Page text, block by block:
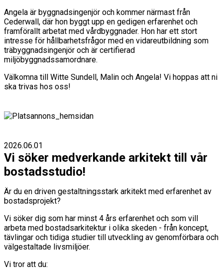
Angela är byggnadsingenjör och kommer närmast från
Cederwall, där hon byggt upp en gedigen erfarenhet och
framförallt arbetat med vårdbyggnader. Hon har ett stort
intresse för hållbarhetsfrågor med en vidareutbildning som
träbyggnadsingenjör och är certifierad
miljöbyggnadssamordnare.
Välkomna till Witte Sundell, Malin och Angela! Vi hoppas att ni
ska trivas hos oss!
2026.06.01
Vi söker medverkande arkitekt till vår
bostadsstudio!
Är du en driven gestaltningsstark arkitekt med erfarenhet av
bostadsprojekt?
Vi söker dig som har minst 4 års erfarenhet och som vill
arbeta med bostadsarkitektur i olika skeden - från koncept,
tävlingar och tidiga studier till utveckling av genomförbara och
välgestaltade livsmiljöer.
Vi tror att du: